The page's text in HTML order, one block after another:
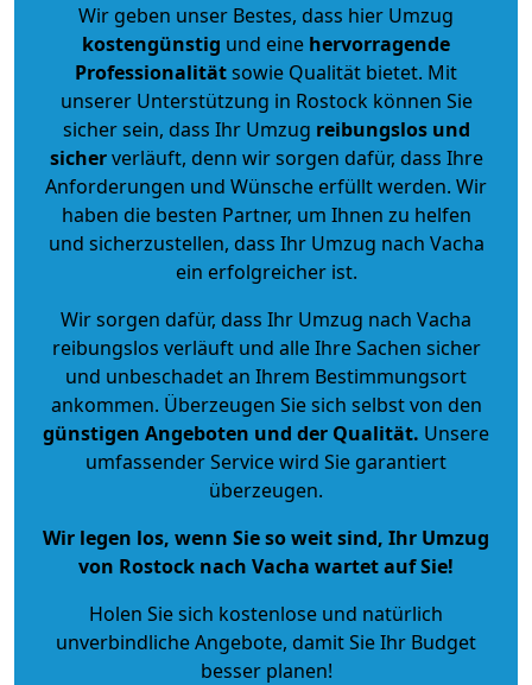
Wir geben unser Bestes, dass hier Umzug
kostengünstig und eine hervorragende
Professionalitätsowie Qualität bietet. Mit
unserer Unterstützung in Rostock können Sie
sicher sein, dass Ihr Umzug reibungslos und
sicherverläuft, denn wir sorgen dafür, dass Ihre
Anforderungen und Wünsche erfüllt werden. Wir
haben die besten Partner, um Ihnen zu helfen
und sicherzustellen, dass Ihr Umzug nach Vacha
ein erfolgreicher ist.
Wir sorgen dafür, dass Ihr Umzug nach Vacha
reibungslos verläuft und alle Ihre Sachen sicher
und unbeschadet an Ihrem Bestimmungsort
ankommen. Überzeugen Sie sich selbst von den
günstigen Angeboten und der Qualität. Unsere
umfassender Service wird Sie garantiert
überzeugen.
Wir legen los, wenn Sie so weit sind, Ihr Umzug
von Rostock nach Vacha wartet auf Sie!
Holen Sie sich kostenlose und natürlich
unverbindliche Angebote, damit Sie Ihr Budget
besser planen!